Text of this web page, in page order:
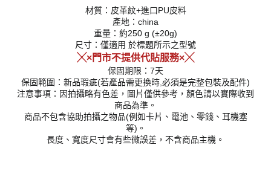
材質：皮革紋+進口PU皮料
產地：china
重量：約250 g (±20g)
尺寸：僅適用 於標題所示之型號
╳×門市不提供代貼服務×╳
保固期限：7天
保固範圍：新品瑕疵(若產品需更換時,必須是完整包裝及配件)
注意事項：因拍攝略有色差，圖片僅供參考，顏色請以實際收到
商品為準。
商品不包含協助拍攝之物品(例如卡片、電池、零錢、耳機塞
等)。
長度、寬度尺寸會有些微誤差，不含商品主機。